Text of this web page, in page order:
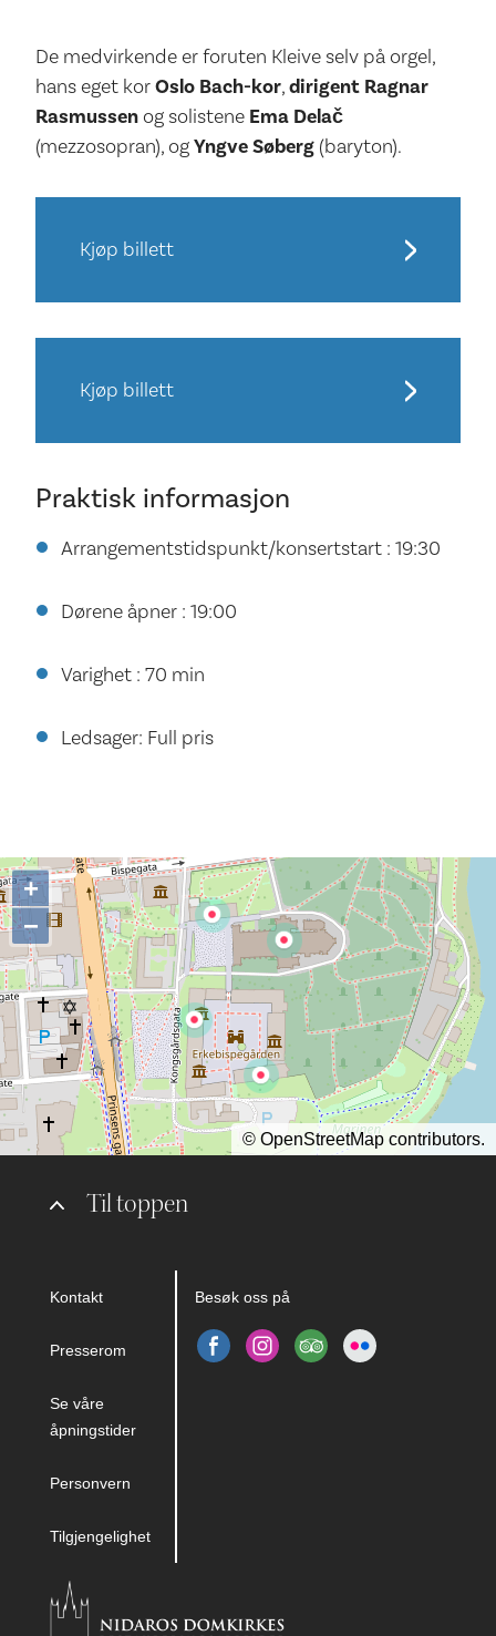
De medvirkende er foruten Kleive selv på orgel,
hans eget korOslo Bach-kor,dirigent Ragnar
Rasmussen og solistene Ema Delač
(mezzosopran), ogYngve Søberg (baryton).
Kjøp billett
Kjøp billett
Praktisk informasjon
Arrangementstidspunkt/konsertstart : 19:30
Dørene åpner : 19:00
Varighet : 70 min
Ledsager: Full pris
Til toppen
Kontakt
Presserom
Se våre
åpningstider
Personvern
Tilgjengelighet
Besøk oss på
+
−
© OpenStreetMap contributors.